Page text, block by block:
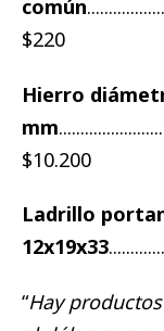
común
$220
Hierro
mm
$10.200
Ladrillo
12x19x33
“Hay